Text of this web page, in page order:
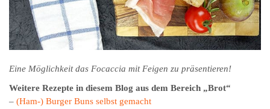
Eine Möglichkeit das Focaccia mit Feigen zu präsentieren!
Weitere Rezepte in diesem Blog aus dem Bereich „Brot“
– (Ham-) Burger Buns selbst gemacht